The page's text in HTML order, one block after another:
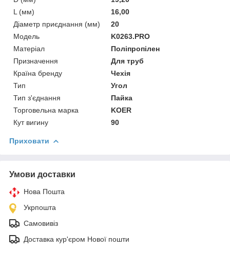
L (мм)
16,00
Діаметр приєднання (мм)
20
Мoдель
K0263.PRO
Матеріал
Поліпропілен
Призначення
Для труб
Країна бренду
Чехія
Тип
Угол
Тип з'єднання
Пайка
Торговельна марка
KOER
Кут вигину
90
Приховати
Умови доставки
Нова Пошта
Укрпошта
Самовивіз
Доставка кур'єром Нової пошти